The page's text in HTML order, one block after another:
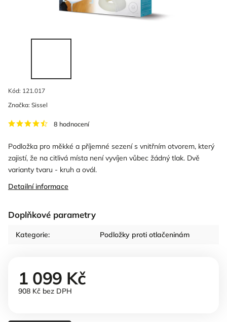
Kód: 121.017
8 hodnocení
Podložka pro měkké a příjemné sezení s vnitřním otvorem, který
zajistí, že na citlivá místa není vyvíjen vůbec žádný tlak. Dvě
varianty tvaru - kruh a ovál.
Detailní informace
Doplňkové parametry
Kategorie: Podložky proti otlačeninám
Značka: Sissel
1 099 Kč
908 Kč bez DPH